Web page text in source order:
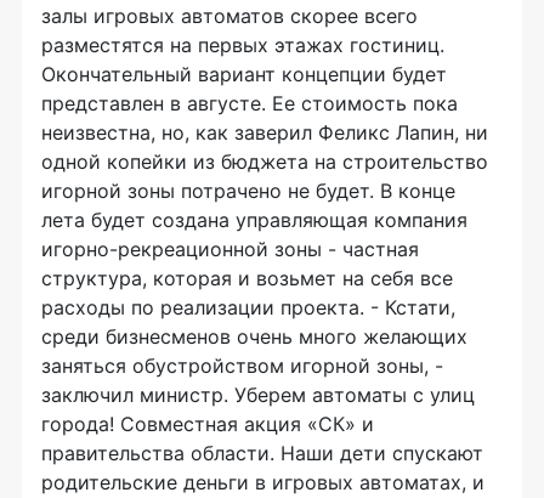
залы игровых автоматов скорее всего
разместятся на первых этажах гостиниц.
Окончательный вариант концепции будет
представлен в августе. Ее стоимость пока
неизвестна, но, как заверил Феликс Лапин, ни
одной копейки из бюджета на строительство
игорной зоны потрачено не будет. В конце
лета будет создана управляющая компания
игорно-рекреационной зоны - частная
структура, которая и возьмет на себя все
расходы по реализации проекта. - Кстати,
среди бизнесменов очень много желающих
заняться обустройством игорной зоны, -
заключил министр. Уберем автоматы с улиц
города! Совместная акция «СК» и
правительства области. Наши дети спускают
родительские деньги в игровых автоматах, и